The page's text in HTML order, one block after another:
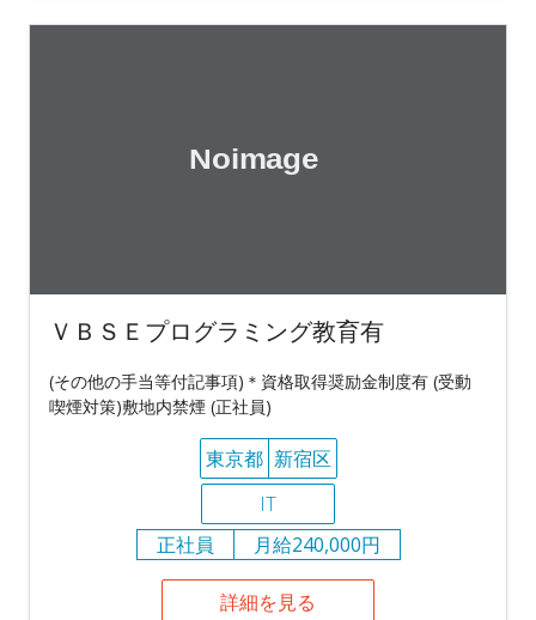
ＶＢＳＥプログラミング教育有
(その他の手当等付記事項)＊資格取得奨励金制度有 (受動
喫煙対策)敷地内禁煙 (正社員)
東京都 新宿区
IT
正社員
月給240,000円
詳細を見る